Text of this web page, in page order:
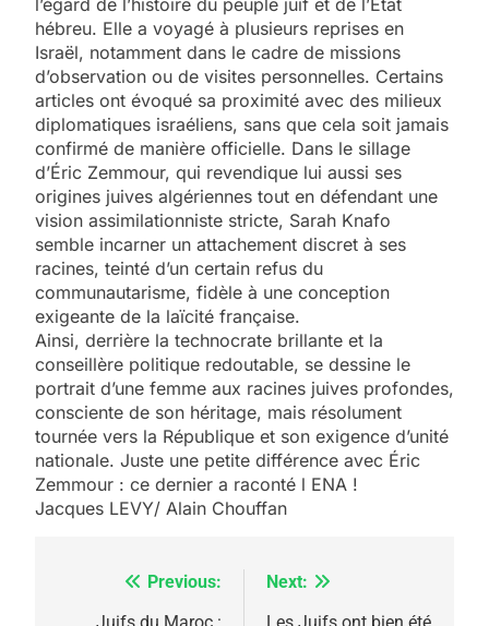
hébreu. Elle a voyagé à plusieurs reprises en
Israël, notamment dans le cadre de missions
d’observation ou de visites personnelles. Certains
articles ont évoqué sa proximité avec des milieux
diplomatiques israéliens, sans que cela soit jamais
confirmé de manière officielle. Dans le sillage
d’Éric Zemmour, qui revendique lui aussi ses
origines juives algériennes tout en défendant une
vision assimilationniste stricte, Sarah Knafo
semble incarner un attachement discret à ses
racines, teinté d’un certain refus du
communautarisme, fidèle à une conception
exigeante de la laïcité française.
Ainsi, derrière la technocrate brillante et la
conseillère politique redoutable, se dessine le
portrait d’une femme aux racines juives profondes,
consciente de son héritage, mais résolument
tournée vers la République et son exigence d’unité
nationale. Juste une petite différence avec Éric
Zemmour : ce dernier a raconté l ENA !
Jacques LEVY/ Alain Chouffan
NavigationPrevious:
Juifs du Maroc :
Next:
Les Juifs ont bien été
5
2025, l’année la plus
meurtrière selon le
rapport d’ADL contre
l’antisémitisme
FRANCE ISRAÉL
POURQUOI JE REVENDIQUE